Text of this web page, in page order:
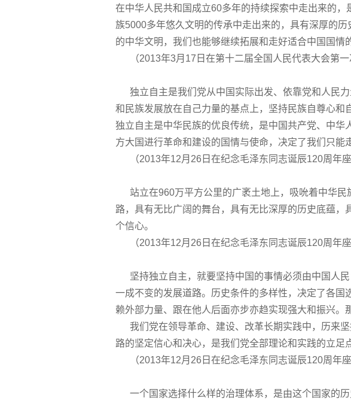
在中华人民共和国成立60多年的持续探索中走出来的
族5000多年悠久文明的传承中走出来的，具有深厚的
的中华文明，我们也能够继续拓展和走好适合中国国情
（2013年3月17日在第十二届全国人民代表大会第一
独立自主是我们党从中国实际出发、依靠党和人民力
和民族发展放在自己力量的基点上，坚持民族自尊心和
独立自主是中华民族的优良传统，是中国共产党、中
方大国进行革命和建设的国情与使命，决定了我们只能
（2013年12月26日在纪念毛泽东同志诞辰120周年座
站立在960万平方公里的广袤土地上，吸吮着中华民
路，具有无比广阔的舞台，具有无比深厚的历史底蕴
个信心。
（2013年12月26日在纪念毛泽东同志诞辰120周年座
坚持独立自主，就要坚持中国的事情必须由中国人民
一成不变的发展道路。历史条件的多样性，决定了各
赖外部力量、跟在他人后面亦步亦趋实现强大和振兴。
我们党在领导革命、建设、改革长期实践中，历来坚
路的坚定信心和决心，是我们党全部理论和实践的立足
（2013年12月26日在纪念毛泽东同志诞辰120周年座
一个国家选择什么样的治理体系，是由这个国家的